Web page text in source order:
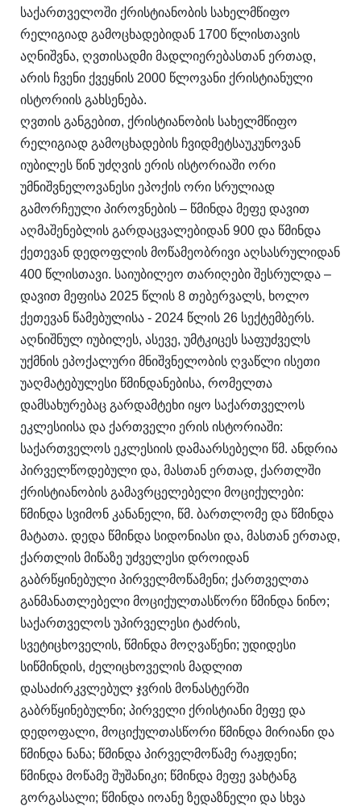
საქართველოში ქრისტიანობის სახელმწიფო
რელიგიად გამოცხადებიდან 1700 წლისთავის
აღნიშვნა, ღვთისადმი მადლიერებასთან ერთად,
არის ჩვენი ქვეყნის 2000 წლოვანი ქრისტიანული
ისტორიის გახსენება.
ღვთის განგებით, ქრისტიანობის სახელმწიფო
რელიგიად გამოცხადების ჩვიდმეტსაუკუნოვან
იუბილეს წინ უძღვის ერის ისტორიაში ორი
უმნიშვნელოვანესი ეპოქის ორი სრულიად
გამორჩეული პიროვნების – წმინდა მეფე დავით
აღმაშენებლის გარდაცვალებიდან 900 და წმინდა
ქეთევან დედოფლის მოწამეობრივი აღსასრულიდან
400 წლისთავი. საიუბილეო თარიღები შესრულდა –
დავით მეფისა 2025 წლის 8 თებერვალს, ხოლო
ქეთევან წამებულისა - 2024 წლის 26 სექტემბერს.
აღნიშნულ იუბილეს, ასევე, უმტკიცეს საფუძველს
უქმნის ეპოქალური მნიშვნელობის ღვაწლი ისეთი
უაღმატებულესი წმინდანებისა, რომელთა
დამსახურებაც გარდამტეხი იყო საქართველოს
ეკლესიისა და ქართველი ერის ისტორიაში:
საქართველოს ეკლესიის დამაარსებელი წმ. ანდრია
პირველწოდებული და, მასთან ერთად, ქართლში
ქრისტიანობის გამავრცელებელი მოციქულები:
წმინდა სვიმონ კანანელი, წმ. ბართლომე და წმინდა
მატათა. დედა წმინდა სიდონიასი და, მასთან ერთად,
ქართლის მიწაზე უძველესი დროიდან
გაბრწყინებული პირველმოწამენი; ქართველთა
განმანათლებელი მოციქულთასწორი წმინდა ნინო;
საქართველოს უპირველესი ტაძრის,
სვეტიცხოველის, წმინდა მოღვაწენი; უდიდესი
სიწმინდის, ძელიცხოველის მადლით
დასაძირკვლებულ ჯვრის მონასტერში
გაბრწყინებულნი; პირველი ქრისტიანი მეფე და
დედოფალი, მოციქულთასწორი წმინდა მირიანი და
წმინდა ნანა; წმინდა პირველმოწამე რაჟდენი;
წმინდა მოწამე შუშანიკი; წმინდა მეფე ვახტანგ
გორგასალი; წმინდა იოანე ზედაზნელი და სხვა